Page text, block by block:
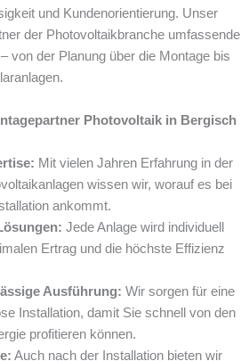
und Kundenorientierung. Unser
der Photovoltaikbranche umfassende
von der Planung über die Montage bis
Photovoltaik in Bergisch
Mit vielen Jahren Erfahrung in der
wissen wir, worauf es bei
ankommt.
Jede Anlage wird individuell
Ertrag und die höchste Effizienz
Ausführung: Wir sorgen für eine
Installation, damit Sie schnell von den
profitieren können.
Auch nach der Installation bieten wir